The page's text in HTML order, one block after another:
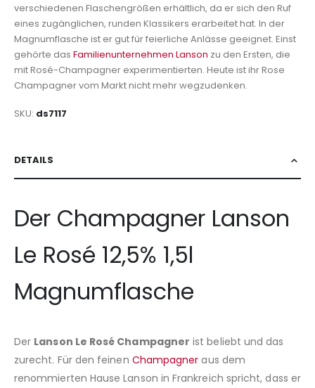
verschiedenen Flaschengrößen erhältlich, da er sich den Ruf
eines zugänglichen, runden Klassikers erarbeitet hat. In der
Magnumflasche ist er gut für feierliche Anlässe geeignet. Einst
gehörte das Familienunternehmen Lanson zu den Ersten, die
mit Rosé-Champagner experimentierten. Heute ist ihr Rose
Champagner vom Markt nicht mehr wegzudenken.
SKU ds7117
DETAILS
Der Champagner Lanson
Le Rosé 12,5% 1,5l
Magnumflasche
Der Lanson Le Rosé Champagner ist beliebt und das
zurecht. Für den feinen Champagner aus dem
renommierten Hause Lanson in Frankreich spricht, dass er